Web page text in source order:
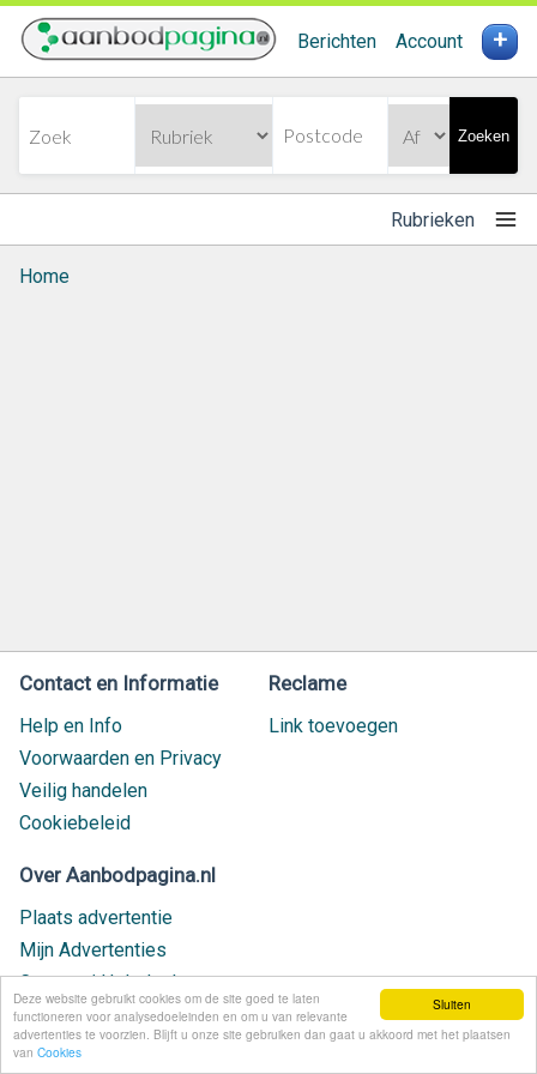
Sluiten
Deze website gebruikt cookies om de site goed te laten
functioneren voor analysedoeleinden en om u van relevante
advertenties te voorzien. Blijft u onze site gebruiken dan gaat u akkoord met het plaatsen
van Cookies
Berichten Account +
Zoeken
Rubrieken
Home
Contact en Informatie
Help en Info
Voorwaarden en Privacy
Veilig handelen
Cookiebeleid
Reclame
Link toevoegen
Over Aanbodpagina.nl
Plaats advertentie
Mijn Advertenties
Contact / Helpdesk
Nieuw geplaatst